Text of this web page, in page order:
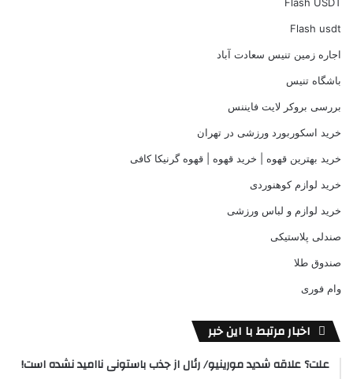
Flash usdt
اجاره زمین تنیس سعادت آباد
باشگاه تنیس
بررسی بروکر لایت فایننس
خرید اسکوربورد ورزشی در تهران
خرید بهترین قهوه | خرید قهوه | قهوه گرنیکا کافی
خرید لوازم کوهنوردی
خرید لوازم و لباس ورزشی
صندلی پلاستیکی
صندوق طلا
وام فوری
اخبار مرتبط با این خبر
علت؟ علاقه شدید مورینیو/ رئال از جذب باستونی ناامید نشده است!